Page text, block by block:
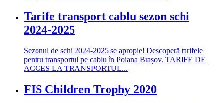
Tarife transport cablu sezon schi
2024-2025
Sezonul de schi 2024-2025 se apropie! Descoperă tarifele
pentru transportul pe cablu în Poiana Brașov. TARIFE DE
ACCES LA TRANSPORTUL...
FIS Children Trophy 2020